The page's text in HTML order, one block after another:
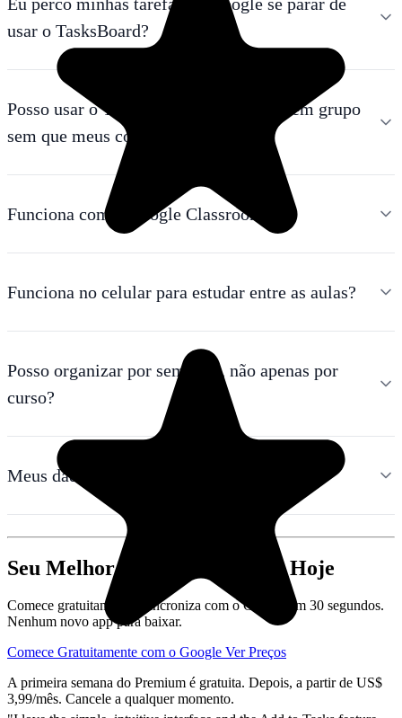
"I love the simple, intuitive interface and the Add to Tasks feature,
especially as I work through my emails! Sharing my tasks is also
easy. Overall, outstanding and simple to use, and that means a lot
with too many complex tasks out there!"
GC
Greg Cantori
usar o TasksBoard?
Posso usar o TasksBoard para projetos em grupo
sem que meus colegas paguem?
Funciona com o Google Classroom?
Funciona no celular para estudar entre as aulas?
Posso organizar por semestre, não apenas por
curso?
Meus dados acadêmicos são privados?
Seu Melhor Semestre Começa Hoje
Comece gratuitamente. Sincroniza com o Google em 30 segundos.
Nenhum novo app para baixar.
Comece Gratuitamente com o Google Ver Preços
A primeira semana do Premium é gratuita. Depois, a partir de US$
3,99/mês. Cancele a qualquer momento.